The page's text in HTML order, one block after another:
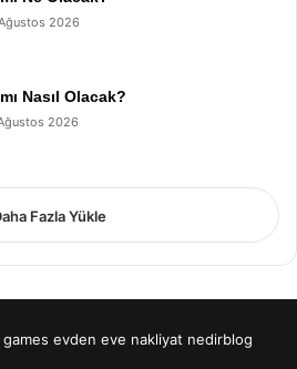
2026
Nasıl Olacak?
2026
Fazla Yükle
evden eve nakliyat nedirblog